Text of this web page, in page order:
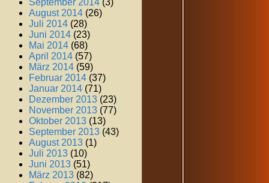
August 2014 (26)
Juli 2014 (28)
Juni 2014 (23)
Mai 2014 (68)
April 2014 (57)
März 2014 (59)
Februar 2014 (37)
Januar 2014 (71)
Dezember 2013 (23)
November 2013 (77)
Oktober 2013 (13)
September 2013 (43)
August 2013 (1)
Juli 2013 (10)
Juni 2013 (51)
März 2013 (82)